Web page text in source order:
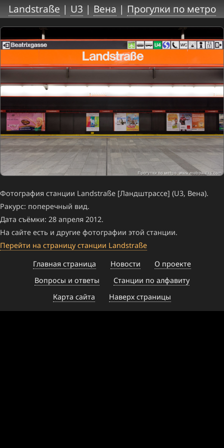
Landstraße | U3 | Вена | Прогулки по метро
Фотография станции Landstraße [Ландштрассе] (U3, Вена).
Ракурс: поперечный вид.
Дата съёмки: 28 апреля 2012.
На сайте есть и другие фотографии этой станции.
Перейти на страницу станции Landstraße
Главная страница
Новости
О проекте
Вопросы и ответы
Станции по алфавиту
Карта сайта
Наверх страницы